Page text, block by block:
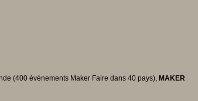
(400 événements Maker Faire dans 40 pays), MAKER